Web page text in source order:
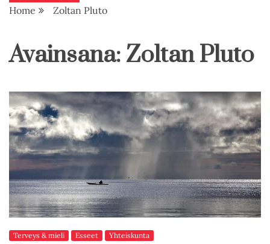
Home
Zoltan Pluto
Avainsana: Zoltan Pluto
Terveys & mieli Esseet Yhteiskunta